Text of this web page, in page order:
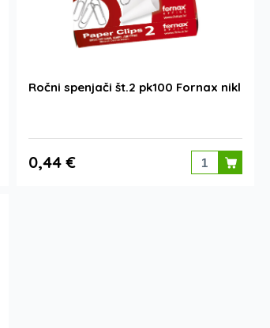
Ročni spenjači št.2 pk100 Fornax nikl
0,44 €